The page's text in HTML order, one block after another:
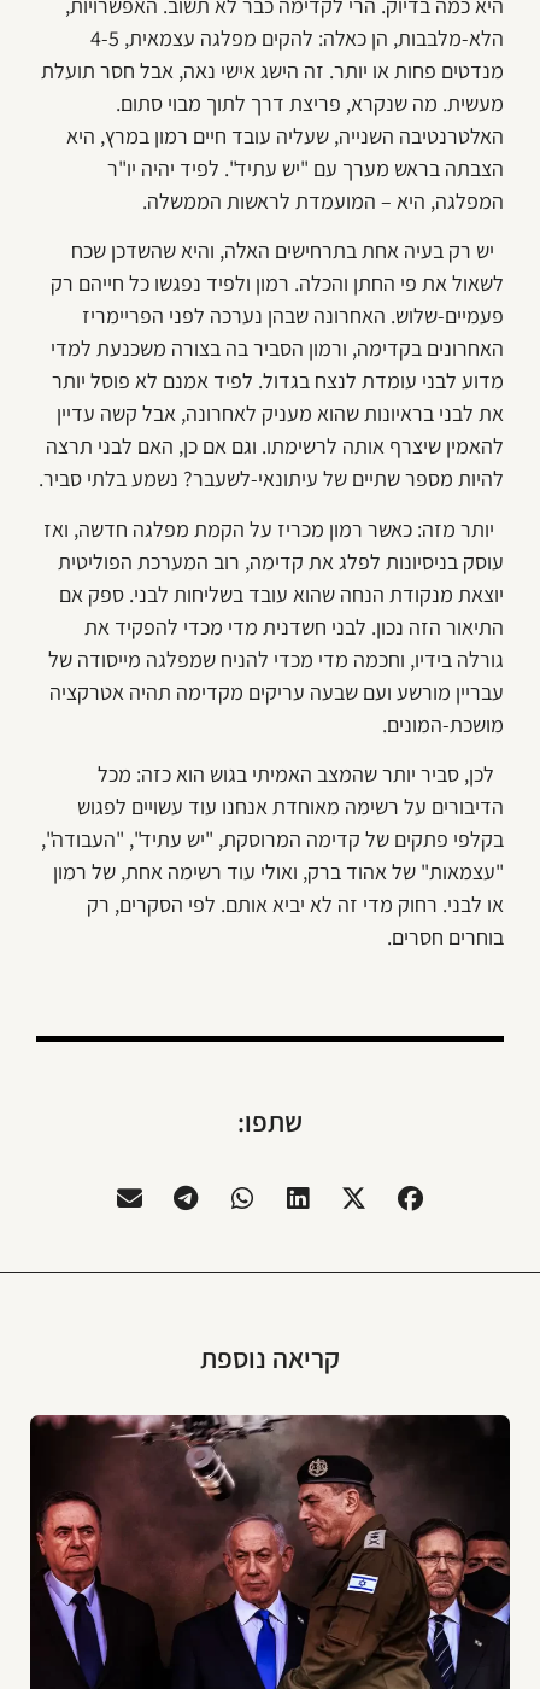
הלא-מלבבות, הן כאלה: להקים מפלגה עצמאית, 4-5
מנדטים פחות או יותר. זה הישג אישי נאה, אבל חסר תועלת
מעשית. מה שנקרא, פריצת דרך לתוך מבוי סתום.
האלטרנטיבה השנייה, שעליה עובד חיים רמון במרץ, היא
הצבתה בראש מערך עם "יש עתיד". לפיד יהיה יו"ר
המפלגה, היא – המועמדת לראשות הממשלה.
יש רק בעיה אחת בתרחישים האלה, והיא שהשדכן שכח
לשאול את פי החתן והכלה. רמון ולפיד נפגשו כל חייהם רק
פעמיים-שלוש. האחרונה שבהן נערכה לפני הפריימריז
האחרונים בקדימה, ורמון הסביר בה בצורה משכנעת למדי
מדוע לבני עומדת לנצח בגדול. לפיד אמנם לא פוסל יותר
את לבני בראיונות שהוא מעניק לאחרונה, אבל קשה עדיין
להאמין שיצרף אותה לרשימתו. וגם אם כן, האם לבני תרצה
להיות מספר שתיים של עיתונאי-לשעבר? נשמע בלתי סביר.
יותר מזה: כאשר רמון מכריז על הקמת מפלגה חדשה, ואז
עוסק בניסיונות לפלג את קדימה, רוב המערכת הפוליטית
יוצאת מנקודת הנחה שהוא עובד בשליחות לבני. ספק אם
התיאור הזה נכון. לבני חשדנית מדי מכדי להפקיד את
גורלה בידיו, וחכמה מדי מכדי להניח שמפלגה מייסודה של
עבריין מורשע ועם שבעה עריקים מקדימה תהיה אטרקציה
מושכת-המונים.
לכן, סביר יותר שהמצב האמיתי בגוש הוא כזה: מכל
הדיבורים על רשימה מאוחדת אנחנו עוד עשויים לפגוש
בקלפי פתקים של קדימה המרוסקת, "יש עתיד", "העבודה",
"עצמאות" של אהוד ברק, ואולי עוד רשימה אחת, של רמון
או לבני. רחוק מדי זה לא יביא אותם. לפי הסקרים, רק
בוחרים חסרים.
שתפו:
קריאה נוספת